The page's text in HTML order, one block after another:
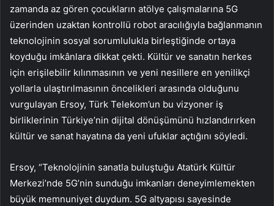
zamanda az gören çocukların atölye çalışmalarına 5G
üzerinden uzaktan kontrollü robot aracılığıyla bağlanmanın
teknolojinin sosyal sorumlulukla birleştiğinde ortaya
koyduğu imkânlara dikkat çekti. Kültür ve sanatın herkes
için erişilebilir kılınmasının ve yeni nesillere en yenilikçi
yollarla ulaştırılmasının öncelikleri arasında olduğunu
vurgulayan Ersoy, Türk Telekom’un bu vizyoner iş
birliklerinin Türkiye’nin dijital dönüşümünü hızlandırırken
kültür ve sanat hayatına da yeni ufuklar açtığını söyledi.
Ersoy, “Teknolojinin sanatla buluştuğu Atatürk Kültür
Merkezi’nde 5G’nin sunduğu imkanları deneyimlemekten
büyük memnuniyet duydum. 5G altyapısı sayesinde